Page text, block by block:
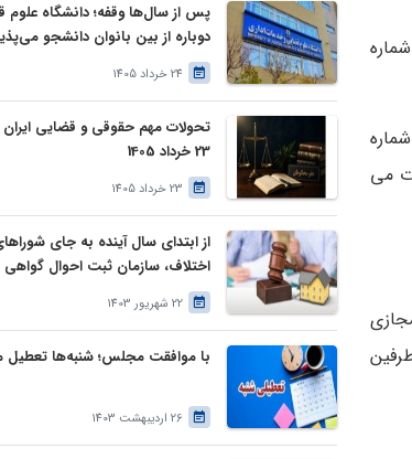
می
پس از سال‌ها وقفه؛ دانشگاه علوم
دوباره از بین بانوان دانشجو
24 خرداد 1405
تحولات مهم حقوقی و قضایی ایران
23 خرداد 1405
23 خرداد 1405
از ابتدای سال آینده به جای
اختلاف، سازمان ثبت احوال
وراثت بدون نیاز به درخواست وراث
خواهد کرد
22 شهریور 1403
با موافقت مجلس؛ شنبه‌ها
26 اردیبهشت 1403